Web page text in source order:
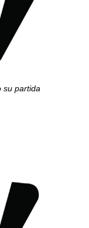
su partida